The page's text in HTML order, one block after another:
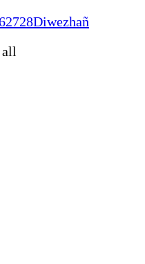
2728Diwezhañ
all